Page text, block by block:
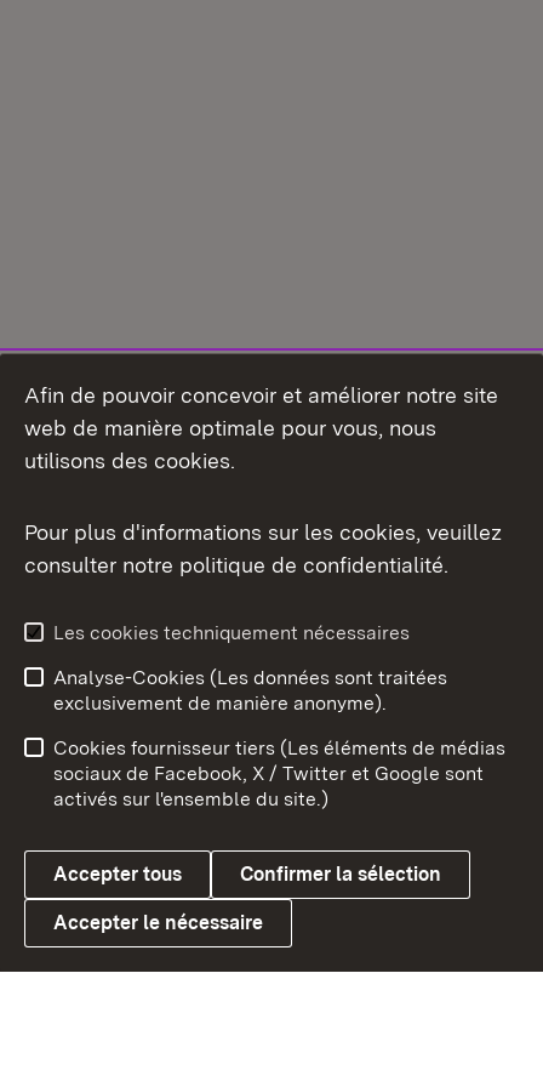
Aperçu des thèmes
Link zum Landesportal
Conseils d'utilisation
Confidentialité
Cookies
Afin de pouvoir concevoir et améliorer notre site
web de manière optimale pour vous, nous
utilisons des cookies.
Pour plus d'informations sur les cookies, veuillez
consulter notre politique de confidentialité.
Les cookies techniquement nécessaires
Analyse-Cookies (Les données sont traitées
exclusivement de manière anonyme).
Cookies fournisseur tiers (Les éléments de médias
sociaux de Facebook, X / Twitter et Google sont
activés sur l'ensemble du site.)
Accepter tous Confirmer la sélection
Accepter le nécessaire